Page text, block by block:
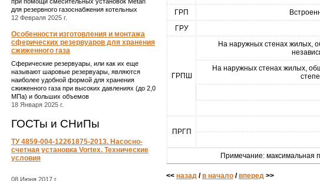
для резервного газоснабжения котельных
12 Февраля 2025 г.
Особенности изготовления и монтажа
сферических резервуаров для хранения
сжиженного газа
Сферические резервуары, или как их еще
называют шаровые резервуары, являются
наиболее удобной формой для хранения
сжиженного газа при высоких давлениях (до 2,0
МПа) и больших объемов
18 Января 2025 г.
ГОСТы и СНиПы
ТУ 4859-004-12261875-2013. Насосно-
счетная установка Vortex. Технические
условия
08 Июня 2017 г.
ГРП
ГРУ
ГРПШ
На наружных стенах жилых,
На наружных стенах жилых,
ПРГП
Примечание: максимальная
<< назад /в начало /вперед >>